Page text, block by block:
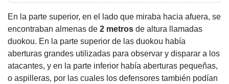
En la parte superior, en el lado que miraba hacia afuera, se
encontraban almenas de 2 metros de altura llamadas
duokou. En la parte superior de las duokou había
aberturas grandes utilizadas para observar y disparar a los
atacantes, y en la parte inferior había aberturas pequeñas,
o aspilleras, por las cuales los defensores también podían